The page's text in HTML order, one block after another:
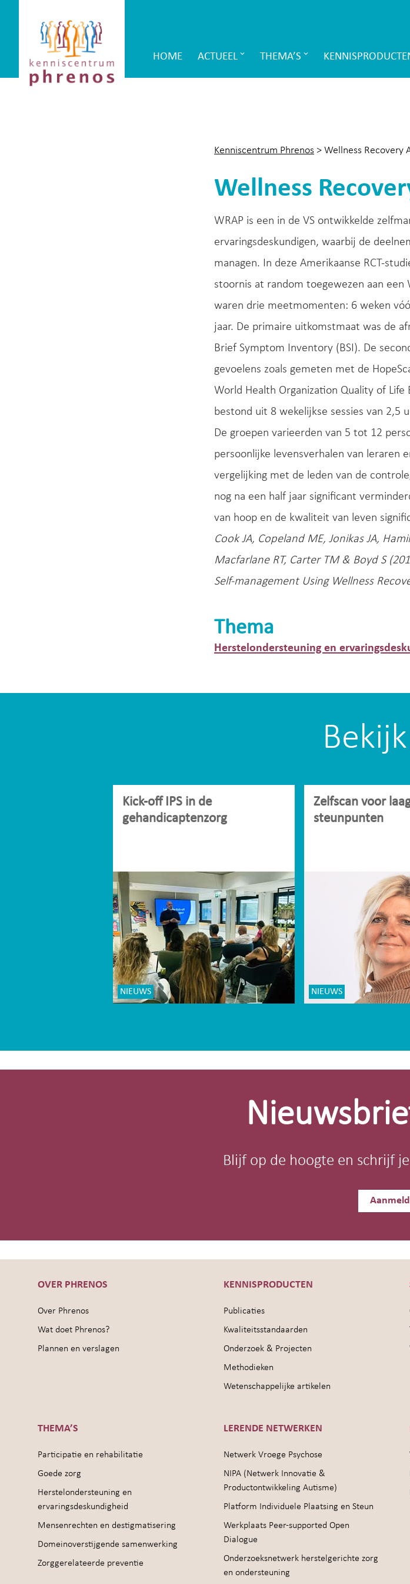
Phrenos
website
Main
HOME ACTUEEL THEMA’S
Kenniscentrum Phrenos > Wellness Recovery
Wellness
WRAP is een in de VS ontwikkelde
ervaringsdeskundigen, waarbij de
managen. In deze Amerikaanse RCT-
stoornis at random toegewezen aan een
waren drie meetmomenten: 6 weken
jaar. De primaire uitkomstmaat was de
Brief Symptom Inventory (BSI). De
gevoelens zoals gemeten met de
World Health Organization Quality of Life
bestond uit 8 wekelijkse sessies van 2,5
De groepen varieerden van 5 tot 12
persoonlijke levensverhalen van leraren
vergelijking met de leden van de
nog na een half jaar significant
van hoop en de kwaliteit van leven
Cook JA, Copeland ME, Jonikas JA,
Macfarlane RT, Carter TM & Boyd S
Self-management Using Wellness
Thema
Herstelondersteuning en
Kick-off IPS in de
gehandicaptenzorg
NIEUWS
Zelfscan voor
steunpunten
NIEUWS
footer
Blijf op de hoogte en schrijf
OVER PHRENOS
Over Phrenos
Wat doet Phrenos?
Plannen en verslagen
KENNISPRODUCTEN
Publicaties
Kwaliteitsstandaarden
Onderzoek & Projecten
Methodieken
Wetenschappelijke artikelen
THEMA’S
Participatie en rehabilitatie
Goede zorg
Herstelondersteuning en
ervaringsdeskundigheid
Mensenrechten en destigmatisering
Domeinoverstijgende samenwerking
Zorggerelateerde preventie
LERENDE NETWERKEN
Netwerk Vroege Psychose
NIPA (Netwerk Innovatie &
Productontwikkeling Autisme)
Platform Individuele Plaatsing en Steun
Werkplaats Peer-supported Open
Dialogue
Onderzoeksnetwerk herstelgerichte zorg
en ondersteuning